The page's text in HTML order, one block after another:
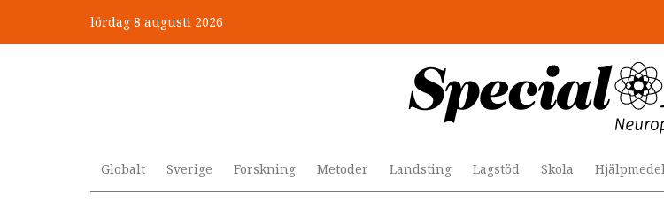
huvudinnehåll
lördag 8 augusti 2026
Globalt Sverige Forskning Metoder Landsting Lagstöd Skola Hjälpmedel
”Jobbet gick bra – just därför togs stödet bort”